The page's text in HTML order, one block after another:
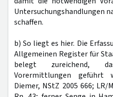
Untersuchungshandlungen
schaffen.
b) So liegt es hier. Die
Allgemeinen Register für
belegt zureichend,
Vorermittlungen geführt
Diemer, NStZ 2005 666; LR/